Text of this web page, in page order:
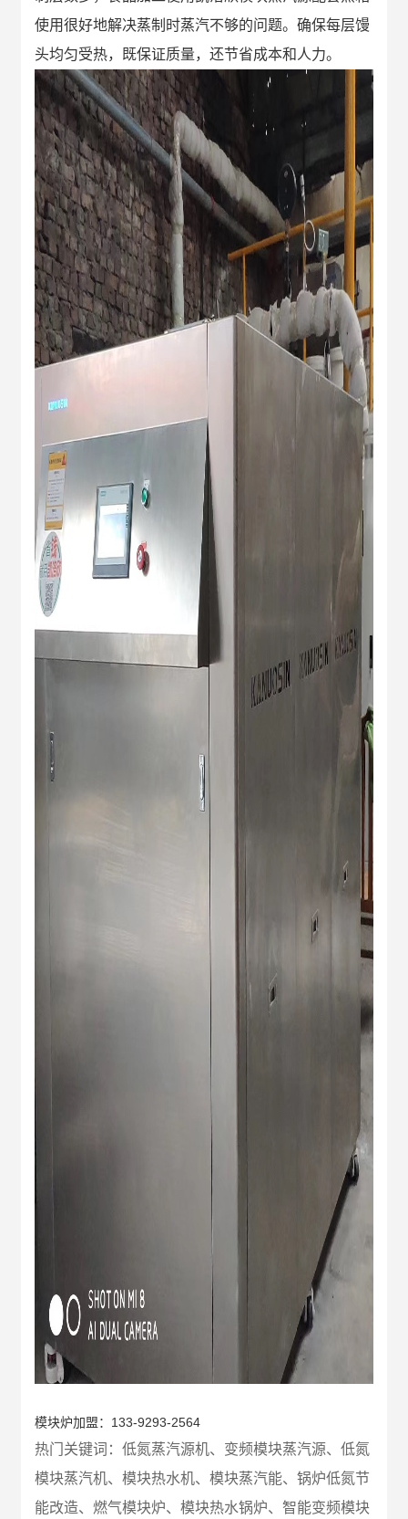
使用很好地解决蒸制时蒸汽不够的问题。确保每层馒
头均匀受热，既保证质量，还节省成本和人力。
模块炉加盟：133-9293-2564
热门关键词： 低氮蒸汽源机、 变频模块蒸汽源、 低氮
模块蒸汽机、模块热水机、模块蒸汽能、锅炉低氮节
能改造、燃气模块炉、模块热水锅炉、智能变频模块